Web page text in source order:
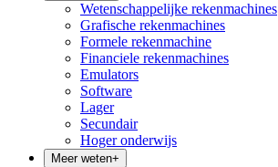
Wetenschappelijke rekenmachines
Grafische rekenmachines
Formele rekenmachine
Financiele rekenmachines
Emulators
Software
Lager
Secundair
Hoger onderwijs
Meer weten+